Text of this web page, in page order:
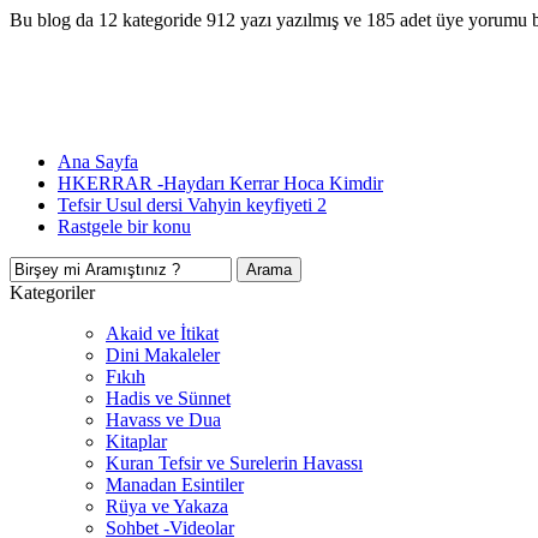
Bu blog da 12 kategoride 912 yazı yazılmış ve 185 adet üye yorumu
Ana Sayfa
HKERRAR -Haydarı Kerrar Hoca Kimdir
Tefsir Usul dersi Vahyin keyfiyeti 2
Rastgele bir konu
Kategoriler
Akaid ve İtikat
Dini Makaleler
Fıkıh
Hadis ve Sünnet
Havass ve Dua
Kitaplar
Kuran Tefsir ve Surelerin Havassı
Manadan Esintiler
Rüya ve Yakaza
Sohbet -Videolar